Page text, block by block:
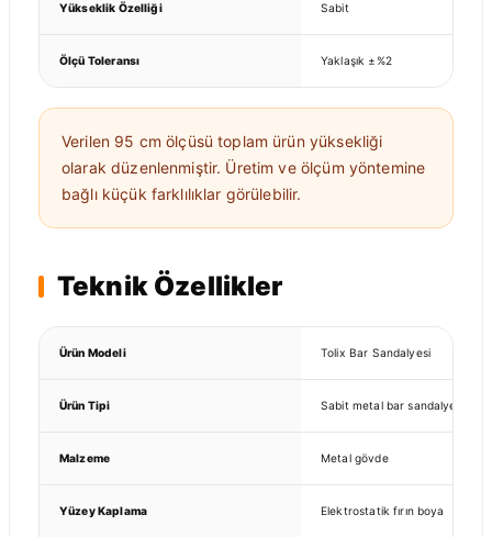
Yükseklik Özelliği Sabit
Ölçü Toleransı Yaklaşık ±%2
Verilen 95 cm ölçüsü toplam ürün yüksekliği
olarak düzenlenmiştir. Üretim ve ölçüm yöntemine
bağlı küçük farklılıklar görülebilir.
Teknik Özellikler
Ürün Modeli Tolix Bar Sandalyesi
Ürün Tipi Sabit metal bar sandalyesi
Malzeme Metal gövde
Yüzey Kaplama Elektrostatik fırın boya